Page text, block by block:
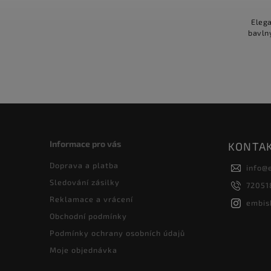
Informace pro vás
Doprava a platba
Sledování zásilky
Reklamace a vrácení
Obchodní podmínky
Podmínky ochrany osobních údajů
Moje objednávka
info@